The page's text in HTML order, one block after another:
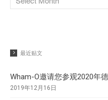
最近贴文
Wham-O邀请您参观2020年
2019年12月16日